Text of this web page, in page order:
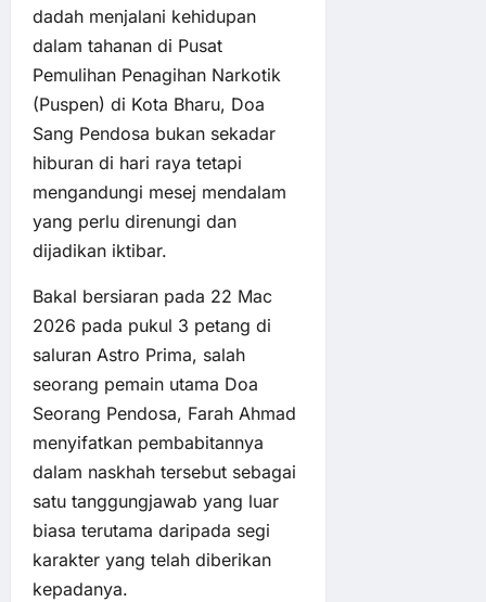
dadah menjalani kehidupan
dalam tahanan di Pusat
Pemulihan Penagihan Narkotik
(Puspen) di Kota Bharu, Doa
Sang Pendosa bukan sekadar
hiburan di hari raya tetapi
mengandungi mesej mendalam
yang perlu direnungi dan
dijadikan iktibar.
Bakal bersiaran pada 22 Mac
2026 pada pukul 3 petang di
saluran Astro Prima, salah
seorang pemain utama Doa
Seorang Pendosa, Farah Ahmad
menyifatkan pembabitannya
dalam naskhah tersebut sebagai
satu tanggungjawab yang luar
biasa terutama daripada segi
karakter yang telah diberikan
kepadanya.